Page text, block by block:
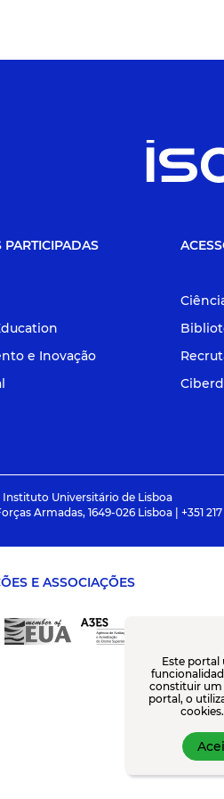
PARTICIPADAS
e Inovação
Instituto Universitário de Lisboa
Armadas, 1649-026 Lisboa | +351
E ASSOCIAÇÕES
Este portal
constituir um
portal, o